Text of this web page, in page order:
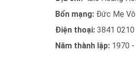
Bổn mạng: Đức Mẹ Vô
Điện thoại: 3841 0210
Năm thành lập: 1970